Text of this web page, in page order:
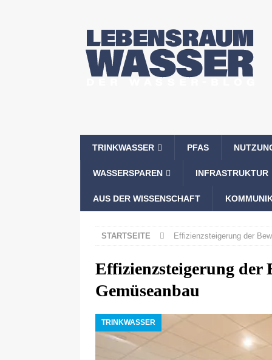
TRINKWASSER PFAS
WASSERSPAREN INFRASTRUKTUR
AUS DER WISSENSCHAFT
STARTSEITE Effizienzsteigerung der
Effizienzsteigerung der
Gemüseanbau
TRINKWASSER